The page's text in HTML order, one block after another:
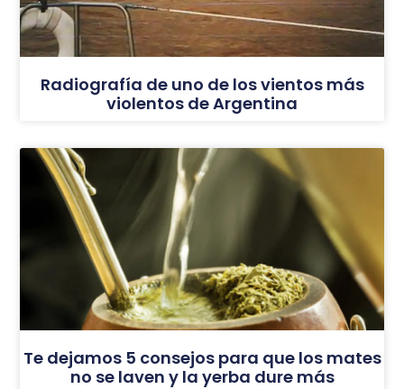
Radiografía de uno de los vientos más
violentos de Argentina
Te dejamos 5 consejos para que los mates
no se laven y la yerba dure más